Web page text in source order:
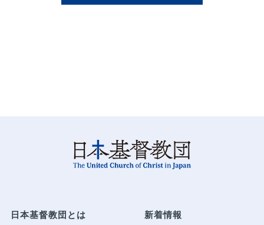
日本基督教団とは 新着情報